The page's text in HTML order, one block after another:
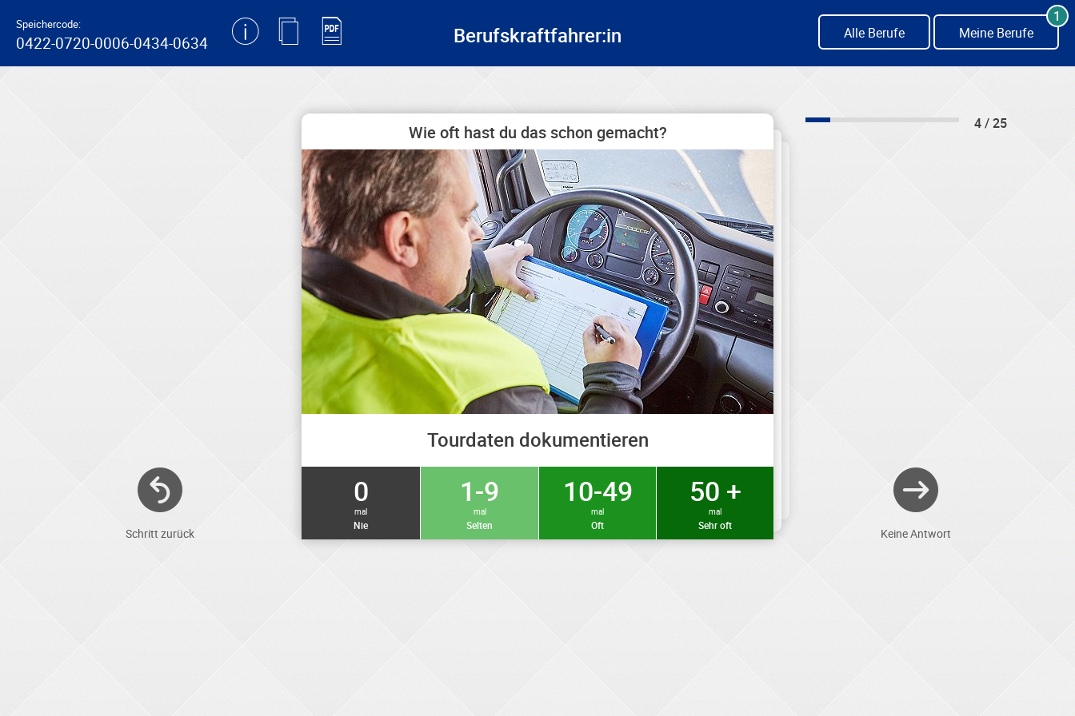
Speichercode:
0422-0720-0006-0434-0634 Berufskraftfahrer:in Alle Berufe Meine Berufe
1
Schritt zurück
Wie oft hast du das schon gemacht?
Tourdaten dokumentieren
0
mal
Nie
1-9
mal
Selten
10-49
mal
Oft
50 +
mal
Sehr oft
4 / 25
Keine Antwort